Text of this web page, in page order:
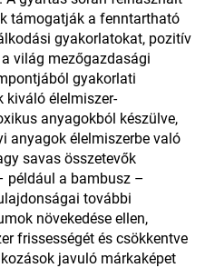
támogatják a fenntartható
gyakorlatokat, pozitív
világ mezőgazdasági
gyakorlati
kiváló élelmiszer-
anyagokból készülve,
anyagok élelmiszerbe való
savas összetevők
például a bambusz –
további
növekedése ellen,
frissességét és csökkentve
javuló márkaképet